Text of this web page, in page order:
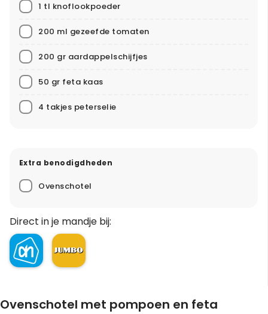
1 tl knoflookpoeder
200 ml gezeefde tomaten
200 gr aardappelschijfjes
50 gr feta kaas
4 takjes peterselie
Extra benodigdheden
Ovenschotel
Direct in je mandje bij:
Ovenschotel met pompoen en feta